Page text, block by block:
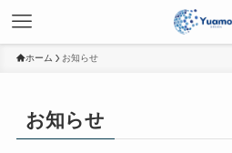
ホーム お知らせ
お知らせ